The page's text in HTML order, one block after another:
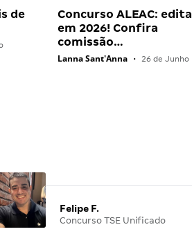
de
Concurso ALEAC: edital
em 2026! Confira
comissão…
Lanna Sant'Anna • 26 de Junho
Felipe F.
Concurso TSE Unificado